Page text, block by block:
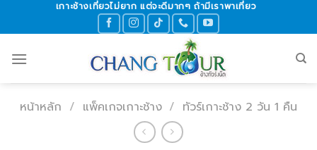
เกาะช้างเที่ยวไม่ยาก แต่จะดีมากๆ ถ้ามีเราพาเที่ยว
หน้าหลัก / แพ็คเกจเกาะช้าง / ทัวร์เกาะช้าง 2 วัน 1 คืน